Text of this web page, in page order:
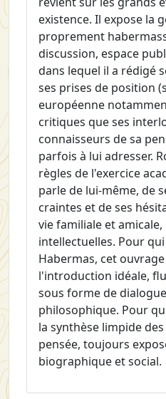
existence. Il expose la
proprement
discussion, espace
dans lequel il a rédigé
ses prises de position
européenne
critiques que ses
connaisseurs de sa
parfois à lui adresser.
règles de l'exercice
parle de lui-même, de
craintes et de ses
vie familiale et
intellectuelles. Pour
Habermas, cet
l'introduction idéale,
sous forme de
philosophique. Pour
la synthèse limpide
pensée, toujours
biographique et social.